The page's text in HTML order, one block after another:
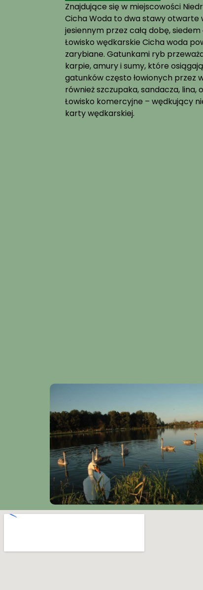
Znajdujące się w miejscowości
Cicha Woda to dwa stawy
jesiennym przez całą dobę,
Łowisko wędkarskie Cicha woda
zarybiane. Gatunkami ryb
karpie, amury i sumy, które
gatunków często łowionych przez
również szczupaka, sandacza, lina,
Łowisko komercyjne – wędkujący
karty wędkarskiej.